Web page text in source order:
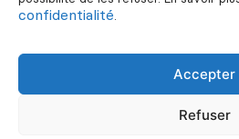
confidentialité
Accepter
Refuser
Vous avez besoin
d'oeuvre? Nous
vous aider.